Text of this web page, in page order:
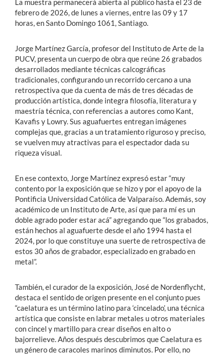
febrero de 2026, de lunes a viernes, entre las 09 y 17
horas, en Santo Domingo 1061, Santiago.
Jorge Martínez García, profesor del Instituto de Arte de la
PUCV, presenta un cuerpo de obra que reúne 26 grabados
desarrollados mediante técnicas calcográficas
tradicionales, configurando un recorrido cercano a una
retrospectiva que da cuenta de más de tres décadas de
producción artística, donde integra filosofía, literatura y
maestría técnica, con referencias a autores como Kant,
Kavafis y Lowry. Sus aguafuertes entregan imágenes
complejas que, gracias a un tratamiento riguroso y preciso,
se vuelven muy atractivas para el espectador dada su
riqueza visual.
En ese contexto, Jorge Martínez expresó estar “muy
contento por la exposición que se hizo y por el apoyo de la
Pontificia Universidad Católica de Valparaíso. Además, soy
académico de un Instituto de Arte, así que para mí es un
doble agrado poder estar acá” agregando que “los grabados,
están hechos al aguafuerte desde el año 1994 hasta el
2024, por lo que constituye una suerte de retrospectiva de
estos 30 años de grabador, especializado en grabado en
metal”.
También, el curador de la exposición, José de Nordenflycht,
destaca el sentido de origen presente en el conjunto pues
“caelatura es un término latino para ‘cincelado’, una técnica
artística que consiste en labrar metales u otros materiales
con cincel y martillo para crear diseños en alto o
bajorrelieve. Años después descubrimos que Caelatura es
un género de caracoles marinos diminutos. Por ello, no